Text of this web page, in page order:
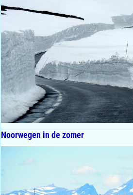
Noorwegen in de zomer